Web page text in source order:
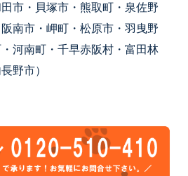
市・貝塚市・熊取町・泉佐野
南市・岬町・松原市・羽曳野
河南町・千早赤阪村・富田林
野市）